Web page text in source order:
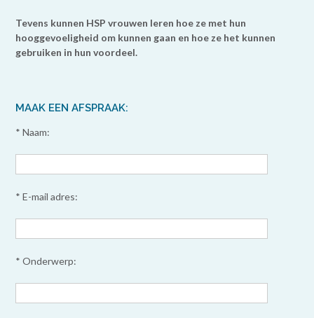
Tevens kunnen HSP vrouwen leren hoe ze met hun
hooggevoeligheid om kunnen gaan en hoe ze het kunnen
gebruiken in hun voordeel.
MAAK EEN AFSPRAAK:
* Naam:
* E-mail adres:
* Onderwerp: